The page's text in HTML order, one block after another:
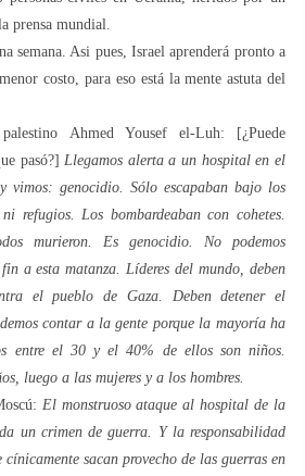
prensa mundial.
semana. Asi pues, Israel aprenderá pronto a
costo, para eso está la mente astuta del
Ahmed Yousef el-Luh: [¿Puede
pasó?] Llegamos alerta a un hospital en el
vimos: genocidio. Sólo escapaban bajo los
refugios. Los bombardeaban con cohetes.
murieron. Es genocidio. No podemos
a esta matanza. Líderes del mundo, deben
el pueblo de Gaza. Deben detener el
contar a la gente porque la mayoría ha
entre el 30 y el 40% de ellos son niños.
luego a las mujeres y a los hombres.
El monstruoso ataque al hospital de la
un crimen de guerra. Y la responsabilidad
sacan provecho de las guerras en